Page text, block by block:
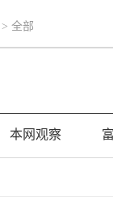
> 全部
本网观察